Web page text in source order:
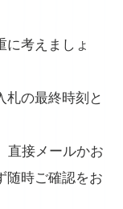
に考えましょ
札の最終時刻と
直接メールかお
随時ご確認をお